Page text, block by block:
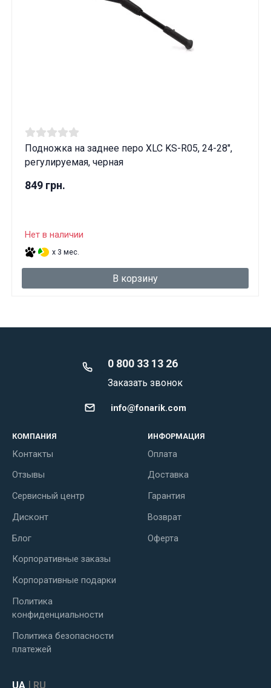
Подножка на заднее перо XLC KS-R05, 24-28",
регулируемая, черная
849 грн.
Нет в наличии
x 3 мес.
В корзину
0 800 33 13 26
Заказать звонок
info@fonarik.com
КОМПАНИЯ
Контакты
Отзывы
Сервисный центр
Дисконт
Блог
Корпоративные заказы
Корпоративные подарки
Политика
конфиденциальности
Политика безопасности
платежей
ИНФОРМАЦИЯ
Оплата
Доставка
Гарантия
Возврат
Оферта
UA | RU